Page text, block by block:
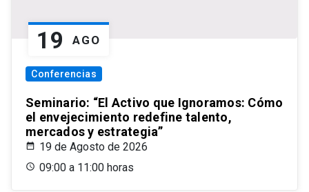
19 AGO
Conferencias
Seminario: “El Activo que Ignoramos: Cómo
el envejecimiento redefine talento,
mercados y estrategia”
19 de Agosto de 2026
09:00 a 11:00 horas